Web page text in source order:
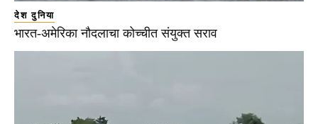
देश दुनिया
भारत-अमेरिका नौदलाचा कोच्चीत संयुक्त सराव